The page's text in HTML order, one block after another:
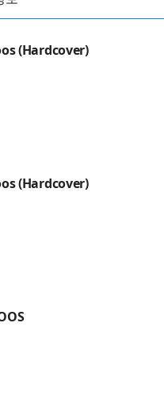
(Hardcover)
(Hardcover)